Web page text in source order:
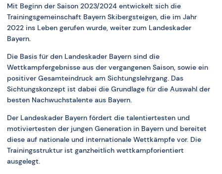
Mit Beginn der Saison 2023/2024 entwickelt sich die
Trainingsgemeinschaft Bayern Skibergsteigen, die im Jahr
2022 ins Leben gerufen wurde, weiter zum Landeskader
Bayern.
Die Basis für den Landeskader Bayern sind die
Wettkampfergebnisse aus der vergangenen Saison, sowie ein
positiver Gesamteindruck am Sichtungslehrgang. Das
Sichtungskonzept ist dabei die Grundlage für die Auswahl der
besten Nachwuchstalente aus Bayern.
Der Landeskader Bayern fördert die talentiertesten und
motiviertesten der jungen Generation in Bayern und bereitet
diese auf nationale und internationale Wettkämpfe vor. Die
Trainingsstruktur ist ganzheitlich wettkampforientiert
ausgelegt.